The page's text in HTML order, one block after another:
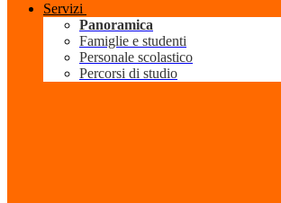
Servizi
Panoramica
Famiglie e studenti
Personale scolastico
Percorsi di studio